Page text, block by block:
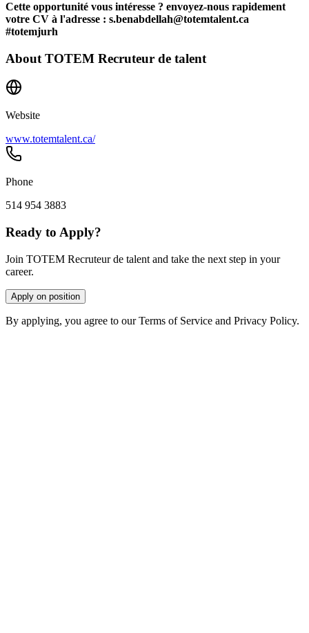
Cette opportunité vous intéresse ? envoyez-nous rapidement
votre CV à l'adresse : s.benabdellah@totemtalent.ca
#totemjurh
About TOTEM Recruteur de talent
Website
www.totemtalent.ca/
Phone
514 954 3883
Ready to Apply?
Join TOTEM Recruteur de talent and take the next step in your
career.
Apply on position
By applying, you agree to our Terms of Service and Privacy Policy.